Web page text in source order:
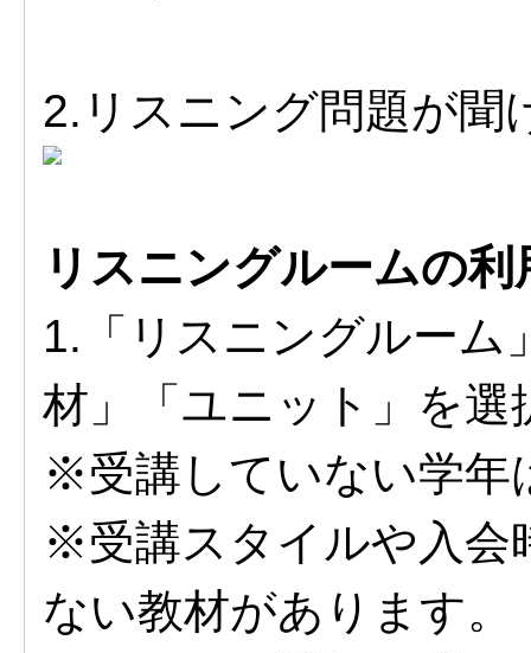
2.リスニング問題が聞
リスニングルームの利
1.「リスニングルーム
材」「ユニット」を選
※受講していない学年
※受講スタイルや入会
ない教材があります。